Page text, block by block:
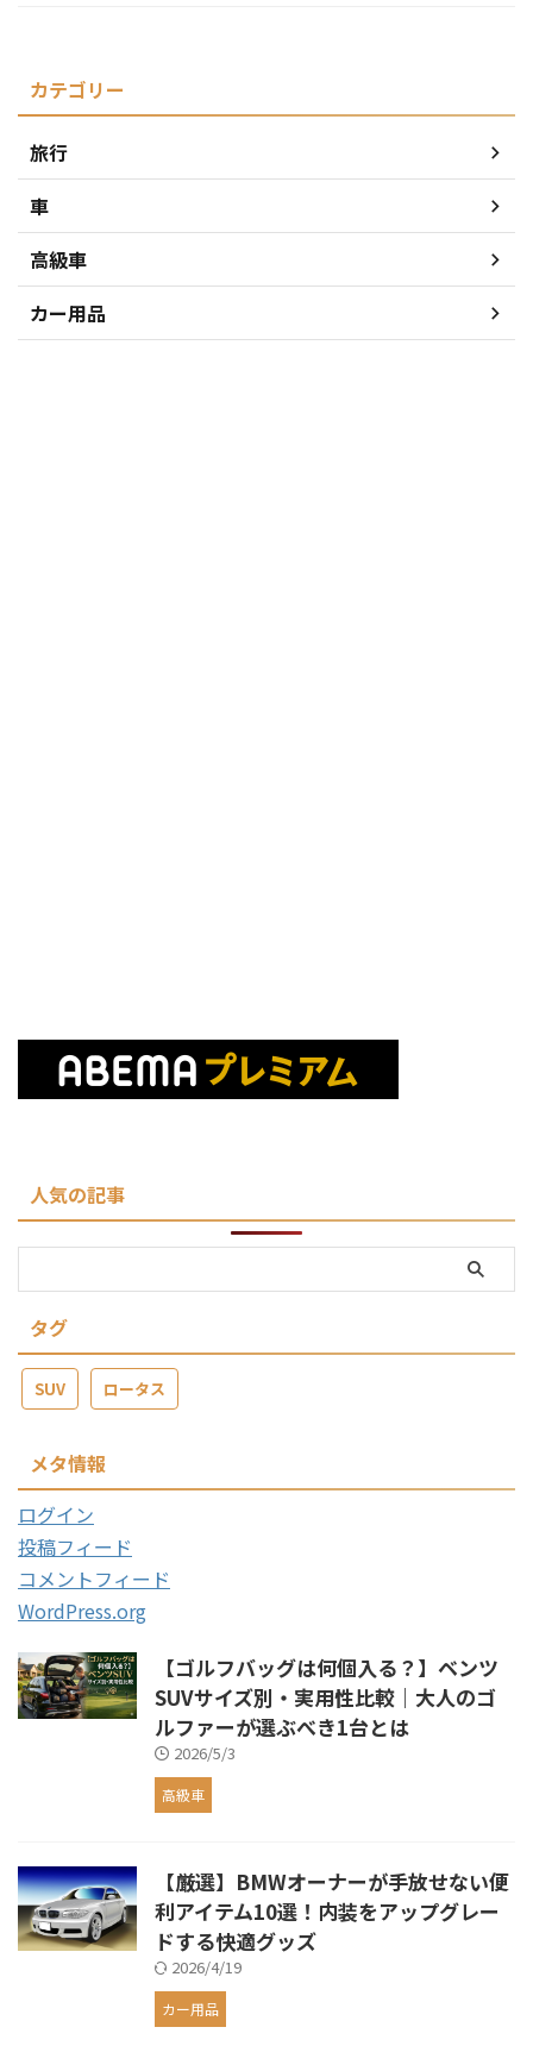
カテゴリー
旅行
車
高級車
カー用品
人気の記事
タグ
SUV ロータス
メタ情報
ログイン
投稿フィード
コメントフィード
WordPress.org
【ゴルフバッグは何個入る？】ベンツ
SUVサイズ別・実用性比較｜大人のゴ
ルファーが選ぶべき1台とは
2026/5/3
高級車
【厳選】BMWオーナーが手放せない便
利アイテム10選！内装をアップグレー
ドする快適グッズ
2026/4/19
カー用品